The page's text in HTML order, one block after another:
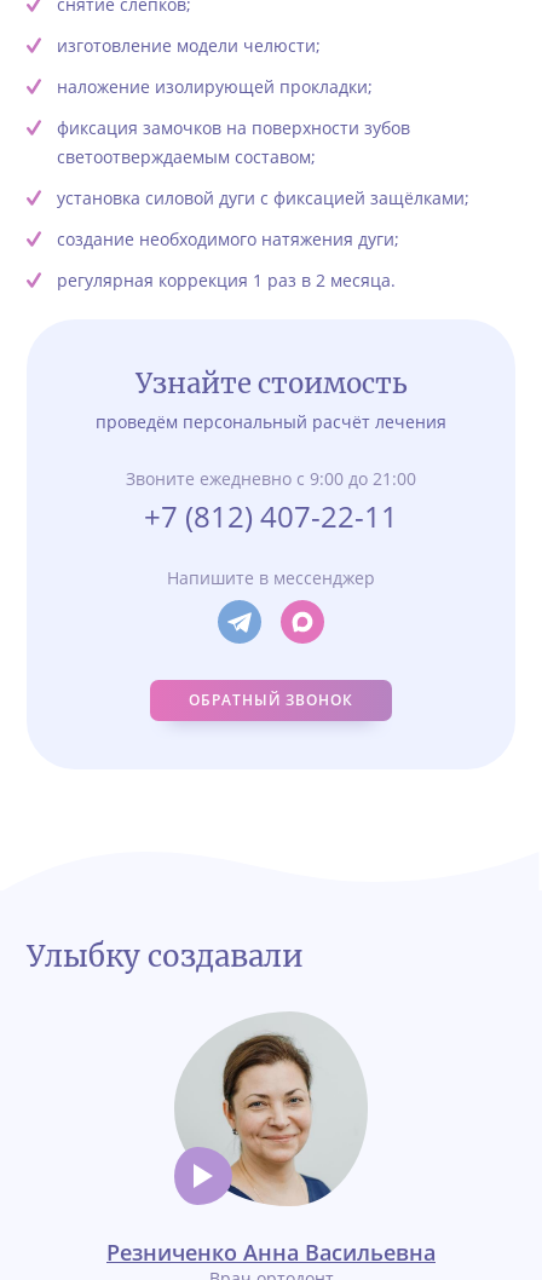
изготовление модели челюсти;
наложение изолирующей прокладки;
фиксация замочков на поверхности зубов
светоотверждаемым составом;
установка силовой дуги с фиксацией защёлками;
создание необходимого натяжения дуги;
регулярная коррекция 1 раз в 2 месяца.
Узнайте стоимость
проведём персональный расчёт лечения
Звоните ежедневно с 9:00 до 21:00
+7 (812) 407-22-11
Напишите в мессенджер
ОБРАТНЫЙ ЗВОНОК
Улыбку создавали
Резниченко Анна Васильевна